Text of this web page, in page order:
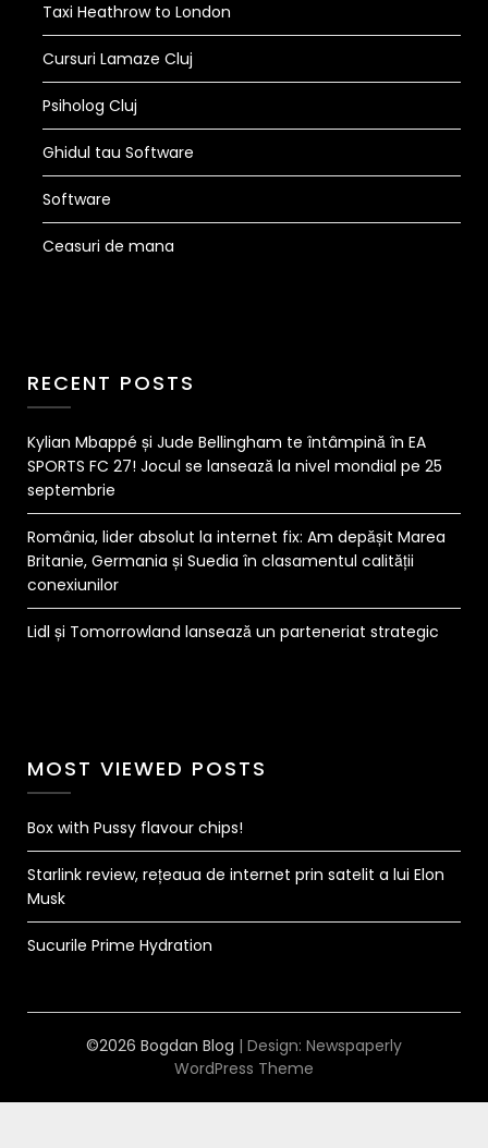
Taxi Heathrow to London
Cursuri Lamaze Cluj
Psiholog Cluj
Ghidul tau Software
Software
Ceasuri de mana
RECENT POSTS
Kylian Mbappé și Jude Bellingham te întâmpină în EA
SPORTS FC 27! Jocul se lansează la nivel mondial pe 25
septembrie
România, lider absolut la internet fix: Am depășit Marea
Britanie, Germania și Suedia în clasamentul calității
conexiunilor
Lidl și Tomorrowland lansează un parteneriat strategic
MOST VIEWED POSTS
Box with Pussy flavour chips!
Starlink review, rețeaua de internet prin satelit a lui Elon
Musk
Sucurile Prime Hydration
©2026 Bogdan Blog | Design: Newspaperly
WordPress Theme